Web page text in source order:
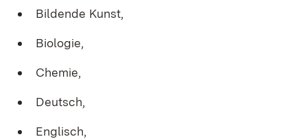
Bildende Kunst,
Biologie,
Chemie,
Deutsch,
Englisch,